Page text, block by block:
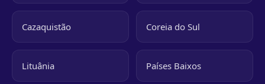
Cazaquistão Coreia do Sul
Lituânia Países Baixos